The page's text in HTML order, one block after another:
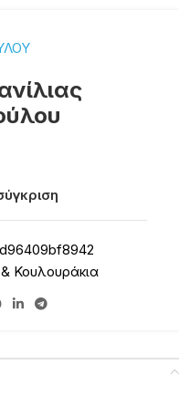
d96409bf8942
Κουλουράκια